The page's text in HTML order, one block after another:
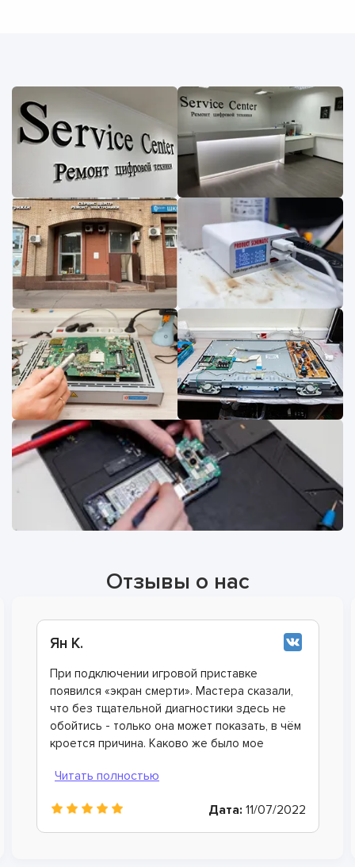
Отзывы о нас
Виктор Б.
Сломалась игровая приставка, и по
рекомендации хорошего друга я обратился к
этим ребятам. Они определили, что
зависание моей консоли, как и проблемы с
включением и выключением, вызваны
быстро это исправили, а также дали очень
большое!
Дата: 07/06/2022